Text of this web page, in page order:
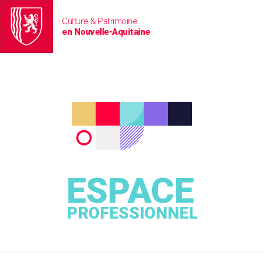
Culture & Patrimoine
en Nouvelle-Aquitaine
ESPACE
PROFESSIONNEL